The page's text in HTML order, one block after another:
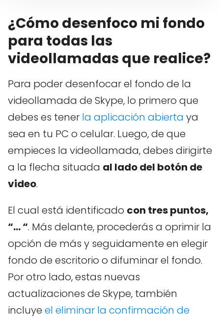
¿Cómo desenfoco mi fondo
para todas las
videollamadas que realice?
Para poder desenfocar el fondo de la
videollamada de Skype, lo primero que
debes es tener la aplicación abierta ya
sea en tu PC o celular. Luego, de que
empieces la videollamada, debes dirigirte
a la flecha situada al lado del botón de
video.
El cual está identificado con tres puntos,
“… “. Más delante, procederás a oprimir la
opción de más y seguidamente en elegir
fondo de escritorio o difuminar el fondo.
Por otro lado, estas nuevas
actualizaciones de Skype, también
incluye el eliminar la confirmación de